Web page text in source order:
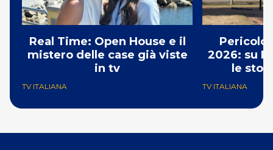
Real Time: Open House e il
mistero delle case già viste
in tv
TV ITALIANA
2026: su
le
TV ITALIANA